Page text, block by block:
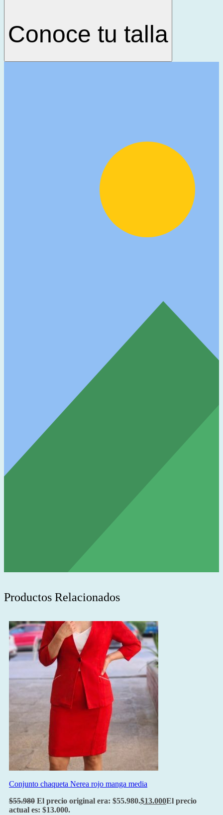
Conoce tu talla
Productos Relacionados
Conjunto chaqueta Nerea rojo manga media
$55.980 El precio original era: $55.980.$13.000El precio
actual es: $13.000.